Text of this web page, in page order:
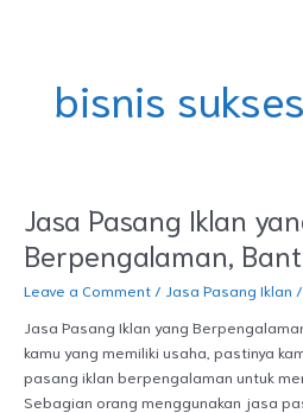
bisnis sukses
Jasa Pasang Iklan
Berpengalaman,
Leave a Comment / Jasa Pasang Iklan /
Jasa Pasang Iklan yang
kamu yang memiliki usaha, pastinya
pasang iklan berpengalaman untuk
Sebagian orang menggunakan jasa
Jasa
Pasang
Iklan
yang
Bantu
Bisnis
Sukses